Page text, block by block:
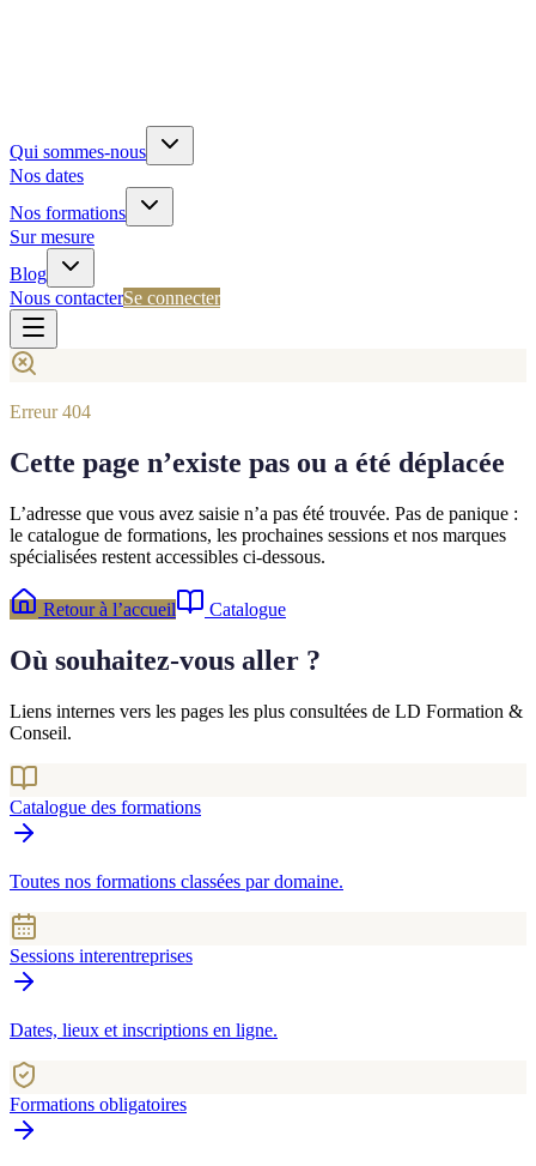
Qui sommes-nous
Nos dates
Nos formations
Sur mesure
Blog
Nous contacterSe connecter
Erreur 404
Cette page n’existe pas ou a été déplacée
L’adresse que vous avez saisie n’a pas été trouvée. Pas de panique :
le catalogue de formations, les prochaines sessions et nos marques
spécialisées restent accessibles ci-dessous.
Retour à l’accueil Catalogue
Où souhaitez-vous aller ?
Liens internes vers les pages les plus consultées de LD Formation &
Conseil.
Catalogue des formations
Toutes nos formations classées par domaine.
Sessions interentreprises
Dates, lieux et inscriptions en ligne.
Formations obligatoires